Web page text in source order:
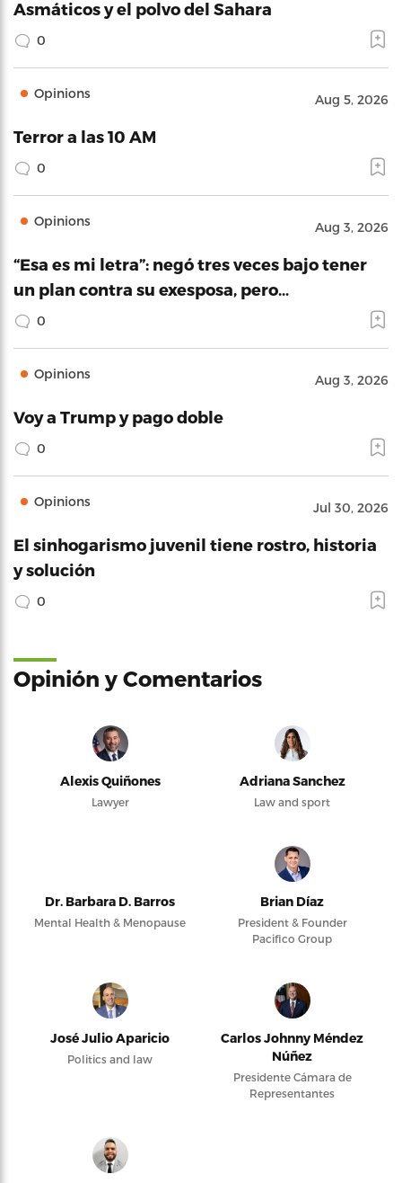
Asmáticos y el polvo del Sahara
0
Opinions Aug 5, 2026
Terror a las 10 AM
0
Opinions Aug 3, 2026
“Esa es mi letra”: negó tres veces bajo tener
un plan contra su exesposa, pero…
0
Opinions Aug 3, 2026
Voy a Trump y pago doble
0
Opinions Jul 30, 2026
El sinhogarismo juvenil tiene rostro, historia
y solución
0
Opinión y Comentarios
Alexis Quiñones
Lawyer
Adriana Sanchez
Law and sport
Dr. Barbara D. Barros
Mental Health & Menopause
Brian Díaz
President & Founder
Pacifico Group
José Julio Aparicio
Politics and law
Carlos Johnny Méndez
Núñez
Presidente Cámara de
Representantes